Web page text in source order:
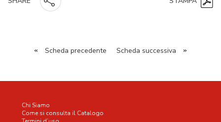
« Scheda precedente Scheda successiva »
Chi Siamo
Come si consulta il Catalogo